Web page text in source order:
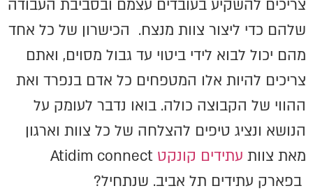
צריכים להשקיע בעובדים עצמם ובסביבת העבודה
שלהם כדי ליצור צוות מנצח. הכישרון של כל אחד
מהם יכול לבוא לידי ביטוי עד גבול מסוים, ואתם
צריכים להיות אלו המטפחים כל אדם בנפרד ואת
ההווי של הקבוצה כולה. בואו נדבר לעומק על
הנושא ונציג טיפים להצלחה של כל צוות וארגון
מאת צוות עתידים קונקט Atidim connect
בפארק עתידים תל אביב. שנתחיל?